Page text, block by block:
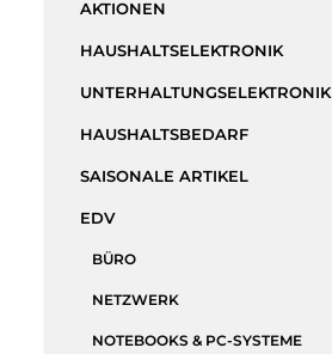
AKTIONEN
HAUSHALTSELEKTRONIK
UNTERHALTUNGSELEKTRONIK
HAUSHALTSBEDARF
SAISONALE ARTIKEL
EDV
BÜRO
NETZWERK
NOTEBOOKS & PC-SYSTEME